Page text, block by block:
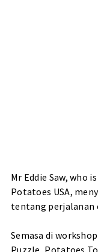
Mr Eddie Saw, who
Potatoes USA,
tentang perjalanan
Semasa di
Puzzle, Potatoes